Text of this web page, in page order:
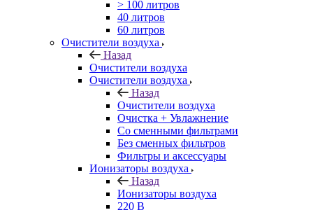
> 100 литров
40 литров
60 литров
Очистители воздуха
Назад
Очистители воздуха
Очистители воздуха
Назад
Очистители воздуха
Очистка + Увлажнение
Cо сменными фильтрами
Без сменных фильтров
Фильтры и аксессуары
Ионизаторы воздуха
Назад
Ионизаторы воздуха
220 В